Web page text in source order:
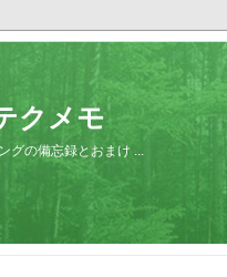
クメモ
グの備忘録とおまけ ...